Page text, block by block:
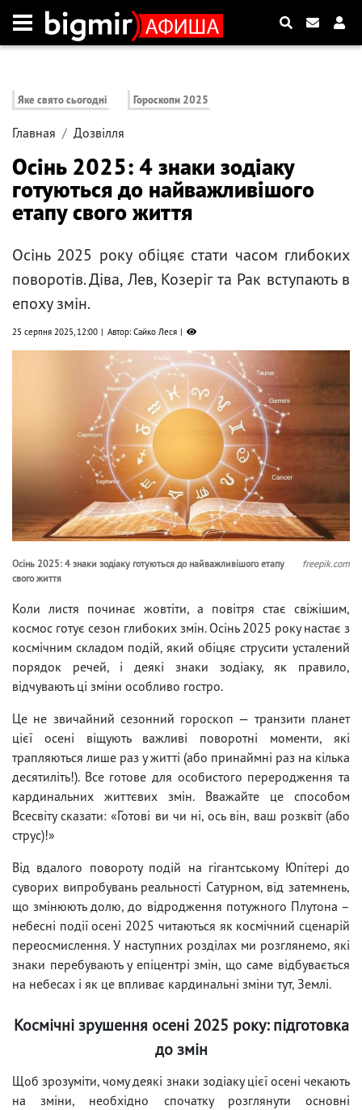
Яке свято сьогодні Гороскопи 2025
Главная Дозвілля
Осінь 2025: 4 знаки зодіаку
готуються до найважливішого
етапу свого життя
Осінь 2025 року обіцяє стати часом глибоких
поворотів. Діва, Лев, Козеріг та Рак вступають в
епоху змін.
25 серпня 2025, 12:00 Автор: Сайко Леся
Осінь 2025: 4 знаки зодіаку готуються до найважливішого етапу
свого життя
freepik.com
Коли листя починає жовтіти, а повітря стає свіжішим,
космос готує сезон глибоких змін. Осінь 2025 року настає з
космічним складом подій, який обіцяє струсити усталений
порядок речей, і деякі знаки зодіаку, як правило,
відчувають ці зміни особливо гостро.
Це не звичайний сезонний гороскоп — транзити планет
цієї осені віщують важливі поворотні моменти, які
трапляються лише раз у житті (або принаймні раз на кілька
десятиліть!). Все готове для особистого переродження та
кардинальних життєвих змін. Вважайте це способом
Всесвіту сказати: «Готові ви чи ні, ось він, ваш розквіт (або
струс)!»
Від вдалого повороту подій на гігантському Юпітері до
суворих випробувань реальності Сатурном, від затемнень,
що змінюють долю, до відродження потужного Плутона –
небесні події осені 2025 читаються як космічний сценарій
переосмислення. У наступних розділах ми розглянемо, які
знаки перебувають у епіцентрі змін, що саме відбувається
на небесах і як це впливає кардинальні зміни тут, Землі.
Космічні зрушення осені 2025 року: підготовка
до змін
Щоб зрозуміти, чому деякі знаки зодіаку цієї осені чекають
на зміни, необхідно спочатку розглянути основні